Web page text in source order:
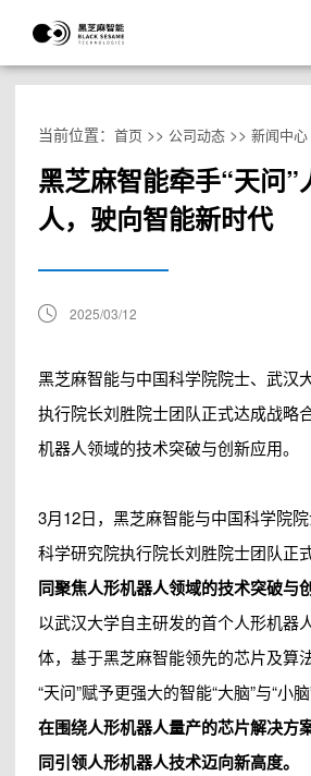
当前位置： 首页 >> 公司动态>> 新闻中心
黑芝麻智能牵手“天问”
人，驶向智能新时代
2025/03/12
黑芝麻智能与中国科学院院士、武汉
执行院长刘胜院士团队正式达成战略
机器人领域的技术突破与创新应用。
3月12日，黑芝麻智能与中国科学院
科学研究院执行院长刘胜院士团队正
同聚焦人形机器人领域的技术突破与
以武汉大学自主研发的首个人形机器
体，基于黑芝麻智能领先的芯片及算
“天问”赋予更强大的智能“大脑”与“小脑”
在围绕人形机器人量产的芯片解决方
同引领人形机器人技术迈向新高度。